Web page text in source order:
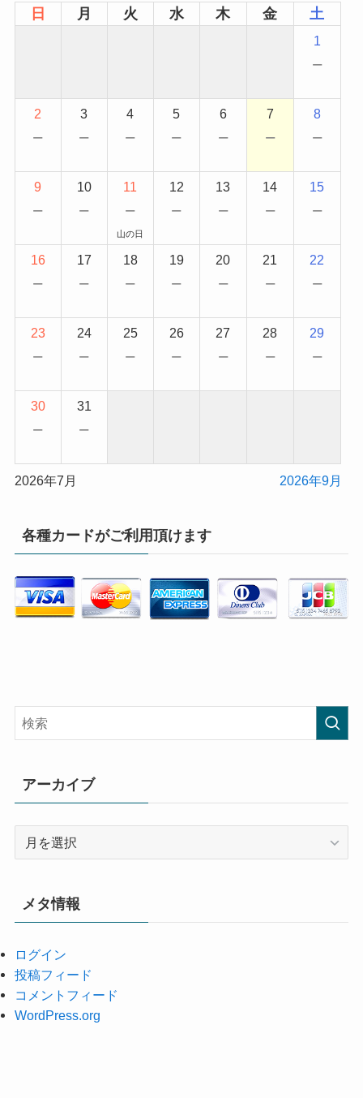
日 月 火 水 木 金 土
1
−
2
−
3
−
4
−
5
−
6
−
7
−
8
−
9
−
10
−
11
−
山の日
12
−
13
−
14
−
15
−
16
−
17
−
18
−
19
−
20
−
21
−
22
−
23
−
24
−
25
−
26
−
27
−
28
−
29
−
30
−
31
−
2026年7月 2026年9月
各種カードがご利用頂けます
アーカイブ
メタ情報
ログイン
投稿フィード
コメントフィード
WordPress.org